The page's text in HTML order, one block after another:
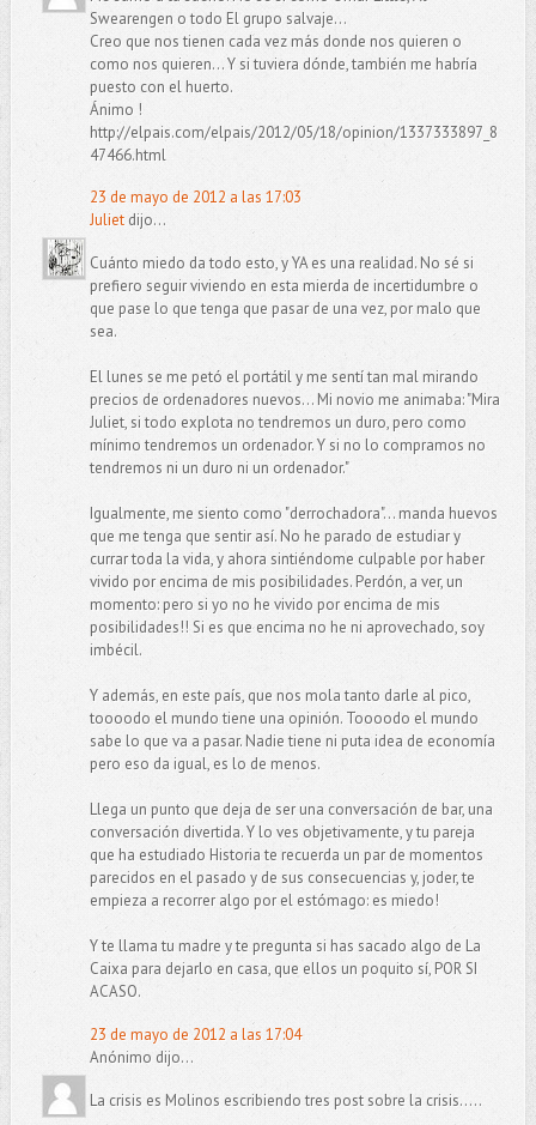
Swearengen o todo El grupo salvaje...
Creo que nos tienen cada vez más donde nos quieren o
como nos quieren... Y si tuviera dónde, también me habría
puesto con el huerto.
Ánimo !
http://elpais.com/elpais/2012/05/18/opinion/1337333897_8
47466.html
23 de mayo de 2012 a las 17:03
Julietdijo...
Cuánto miedo da todo esto, y YA es una realidad. No sé si
prefiero seguir viviendo en esta mierda de incertidumbre o
que pase lo que tenga que pasar de una vez, por malo que
sea.
El lunes se me petó el portátil y me sentí tan mal mirando
precios de ordenadores nuevos... Mi novio me animaba: "Mira
Juliet, si todo explota no tendremos un duro, pero como
mínimo tendremos un ordenador. Y si no lo compramos no
tendremos ni un duro ni un ordenador."
Igualmente, me siento como "derrochadora"... manda huevos
que me tenga que sentir así. No he parado de estudiar y
currar toda la vida, y ahora sintiéndome culpable por haber
vivido por encima de mis posibilidades. Perdón, a ver, un
momento: pero si yo no he vivido por encima de mis
posibilidades!! Si es que encima no he ni aprovechado, soy
imbécil.
Y además, en este país, que nos mola tanto darle al pico,
toooodo el mundo tiene una opinión. Toooodo el mundo
sabe lo que va a pasar. Nadie tiene ni puta idea de economía
pero eso da igual, es lo de menos.
Llega un punto que deja de ser una conversación de bar, una
conversación divertida. Y lo ves objetivamente, y tu pareja
que ha estudiado Historia te recuerda un par de momentos
parecidos en el pasado y de sus consecuencias y, joder, te
empieza a recorrer algo por el estómago: es miedo!
Y te llama tu madre y te pregunta si has sacado algo de La
Caixa para dejarlo en casa, que ellos un poquito sí, POR SI
ACASO.
23 de mayo de 2012 a las 17:04
Anónimo dijo...
La crisis es Molinos escribiendo tres post sobre la crisis.....